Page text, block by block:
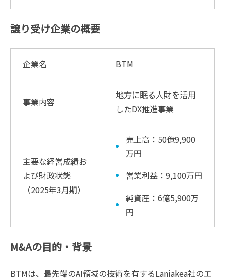
譲り受け企業の概要
企業名 BTM
事業内容
地方に眠る人財を活用
したDX推進事業
主要な経営成績お
よび財政状態
（2025年3月期）
売上高：50億9,900
万円
営業利益：9,100万円
純資産：6億5,900万
円
M&Aの目的・背景
BTMは、最先端のAI領域の技術を有するLaniakea社のエ